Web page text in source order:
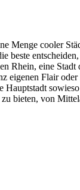
Menge cooler
beste
Rhein, eine
eigenen Flair
Hauptstadt sowieso
bieten, von